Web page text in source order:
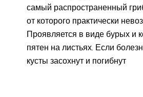
самый распространенный
от которого практически
Проявляется в виде бурых и
пятен на листьях. Если
кусты засохнут и погибнут